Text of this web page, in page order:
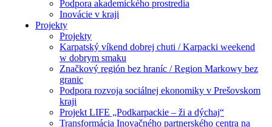
Podpora akademického prostredia
Inovácie v kraji
Projekty
Projekty
Karpatský víkend dobrej chuti / Karpacki weekend
w dobrym smaku
Značkový región bez hraníc / Region Markowy bez
granic
Podpora rozvoja sociálnej ekonomiky v Prešovskom
kraji
Projekt LIFE „Podkarpackie – ži a dýchaj“
Transformácia Inovačného partnerského centra na